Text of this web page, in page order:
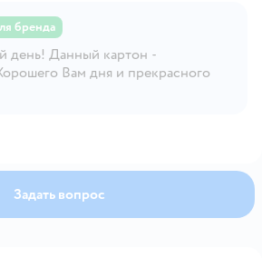
Открыть вопрос
бренда
день! Данный картон -
Вам дня и прекрасного
Задать вопрос